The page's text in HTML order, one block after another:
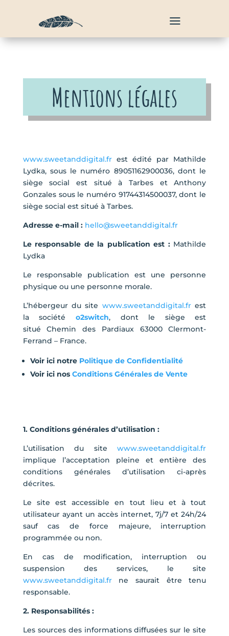
a
Mentions légales
www.sweetanddigital.frest édité par Mathilde
Lydka, sous le numéro 89051162900036, dont le
siège social est situé à Tarbes et Anthony
Gonzales sous le numéro 91744314500037, dont le
siège social est situé à Tarbes.
Adresse e-mail : hello@sweetanddigital.fr
Le responsable de la publication est :Mathilde
Lydka
Le responsable publication est une personne
physique ou une personne morale.
L’hébergeur du site www.sweetanddigital.frest
la société o2switch, dont le siège est
situéChemin des Pardiaux 63000 Clermont-
Ferrand – France.
Voir ici notre Politique de Confidentialité
Voir ici nos Conditions Générales de Vente
1. Conditions générales d’utilisation :
L’utilisation du sitewww.sweetanddigital.fr
implique l’acceptation pleine et entière des
conditions générales d’utilisation ci-après
décrites.
Le site est accessible en tout lieu et à tout
utilisateur ayant un accès internet, 7j/7 et 24h/24
sauf cas de force majeure, interruption
programmée ou non.
En cas de modification, interruption ou
suspension des services, le site
www.sweetanddigital.frne saurait être tenu
responsable.
2. Responsabilités :
Les sources des informations diffusées sur le site